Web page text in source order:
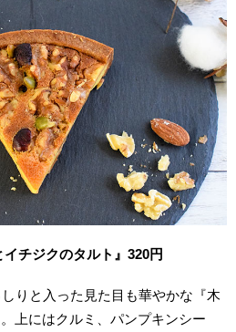
チジクのタルト』320円
りと入った見た目も華やかな『木
上にはクルミ、パンプキンシー